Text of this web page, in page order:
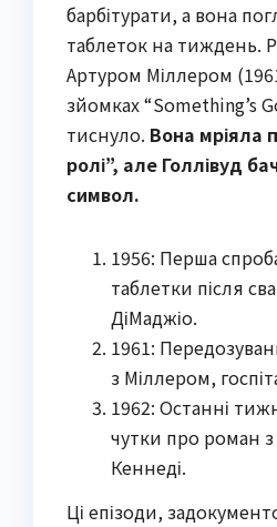
барбітурати, а вона
таблеток на тиждень.
Артуром Міллером
зйомках “Something’s
тиснуло. Вона мріяла
ролі”, але Голлівуд
символ.
1956: Перша
таблетки після
ДіМаджіо.
1961:
з Міллером,
1962: Останні
чутки про роман
Кеннеді.
Ці епізоди,